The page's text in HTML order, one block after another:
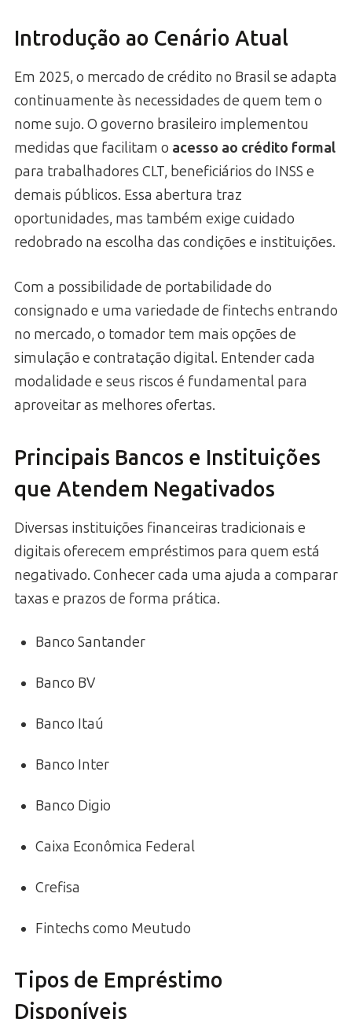
Introdução ao Cenário Atual
Em 2025, o mercado de crédito no Brasil se adapta
continuamente às necessidades de quem tem o
nome sujo. O governo brasileiro implementou
medidas que facilitam o acesso ao crédito formal
para trabalhadores CLT, beneficiários do INSS e
demais públicos. Essa abertura traz
oportunidades, mas também exige cuidado
redobrado na escolha das condições e instituições.
Com a possibilidade de portabilidade do
consignado e uma variedade de fintechs entrando
no mercado, o tomador tem mais opções de
simulação e contratação digital. Entender cada
modalidade e seus riscos é fundamental para
aproveitar as melhores ofertas.
Principais Bancos e Instituições
que Atendem Negativados
Diversas instituições financeiras tradicionais e
digitais oferecem empréstimos para quem está
negativado. Conhecer cada uma ajuda a comparar
taxas e prazos de forma prática.
Banco Santander
Banco BV
Banco Itaú
Banco Inter
Banco Digio
Caixa Econômica Federal
Crefisa
Fintechs como Meutudo
Tipos de Empréstimo
Disponíveis